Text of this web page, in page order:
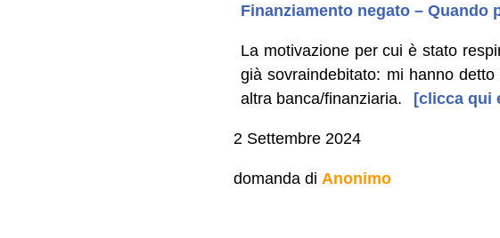
Finanziamento negato –
La motivazione per cui è stato
già sovraindebitato: mi hanno
altra banca/finanziaria.
[clicca qui
2 Settembre 2024
domanda di Anonimo